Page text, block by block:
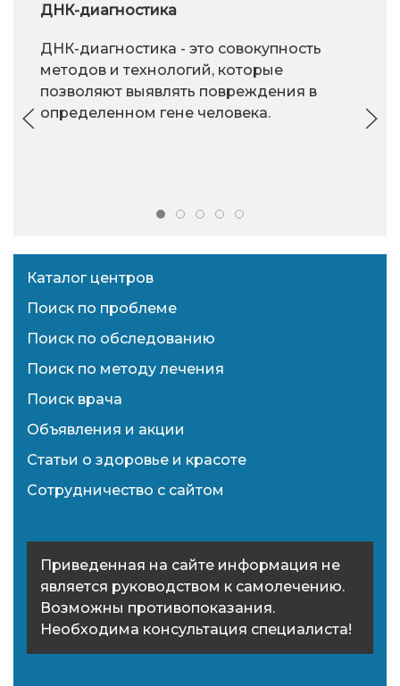
ДНК-диагностика
ДНК-диагностика - это совокупность
методов и технологий, которые
позволяют выявлять повреждения в
определенном гене человека.
Каталог центров
Поиск по проблеме
Поиск по обследованию
Поиск по методу лечения
Поиск врача
Объявления и акции
Статьи о здоровье и красоте
Сотрудничество с сайтом
Приведенная на сайте информация не
является руководством к самолечению.
Возможны противопоказания.
Необходима консультация специалиста!